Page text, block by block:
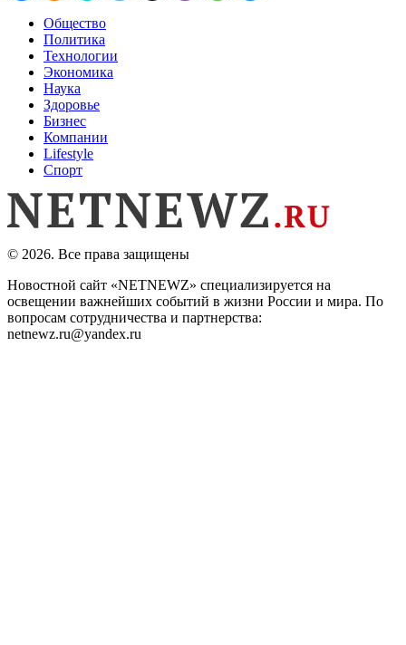
Общество
Политика
Технологии
Экономика
Наука
Здоровье
Бизнес
Компании
Lifestyle
Спорт
© 2026. Все права защищены
Новостной сайт «NETNEWZ» специализируется на
освещении важнейших событий в жизни России и мира. По
вопросам сотрудничества и партнерства:
netnewz.ru@yandex.ru